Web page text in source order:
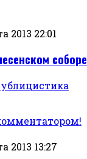
2013 22:01
соборе
2013 13:27